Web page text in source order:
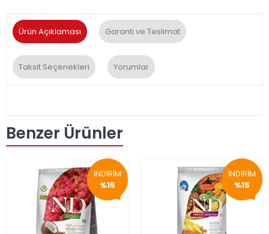
Ürün Açıklaması Garanti ve Teslimat
Taksit Seçenekleri Yorumlar
Benzer Ürünler
İNDİRİM
%15
İNDİRİM
%15